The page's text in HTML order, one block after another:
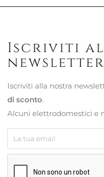
Iscriviti
newsletter
Iscriviti alla nostra
di sconto.
Alcuni elettrodomestici e